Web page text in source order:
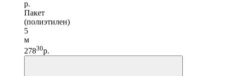
р.
Пакет
(полиэтилен)
5
м
27830р.